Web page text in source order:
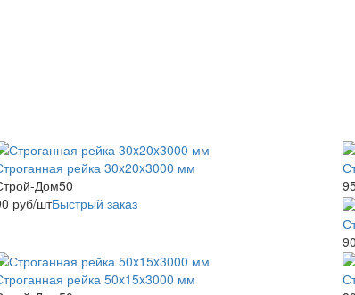
рейка 30x20x3000 мм
Дом50
руб/штБыстрый заказ
рейка 50x15x3000 мм